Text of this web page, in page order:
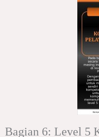
Bagian 6: Level 5